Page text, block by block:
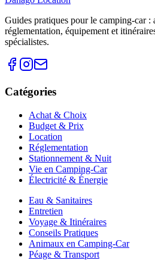
Guides pratiques pour le camping-car :
réglementation, équipement et
spécialistes.
Catégories
Achat & Choix
Budget & Prix
Location
Réglementation
Stationnement & Nuit
Vie en Camping-Car
Électricité & Énergie
Eau & Sanitaires
Entretien
Voyage & Itinéraires
Conseils Pratiques
Animaux en Camping-Car
Péage & Transport